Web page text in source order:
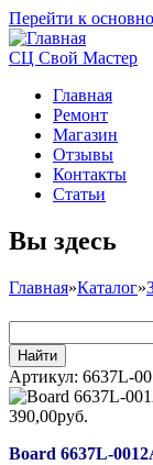
Перейти к
СЦ Свой Мастер
Главная
Ремонт
Магазин
Отзывы
Контакты
Статьи
Вы здесь
Главная»Каталог»
Артикул: 6637L-
390,00руб.
Board 6637L-